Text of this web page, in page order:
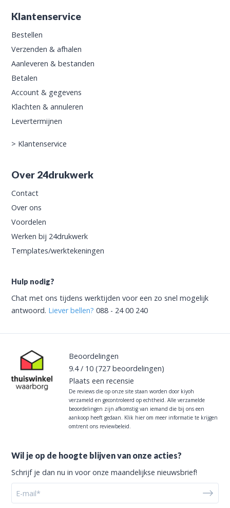
Klantenservice
Bestellen
Verzenden & afhalen
Aanleveren & bestanden
Betalen
Account & gegevens
Klachten & annuleren
Levertermijnen
> Klantenservice
Over 24drukwerk
Contact
Over ons
Voordelen
Werken bij 24drukwerk
Templates/werktekeningen
Hulp nodig?
Chat met ons tijdens werktijden voor een zo snel mogelijk
antwoord. Liever bellen? 088 - 24 00 240
Beoordelingen
9.4/ 10 (727 beoordelingen)
Plaats een recensie
De reviews die op onze site staan worden door kiyoh
verzameld en gecontroleerd op echtheid. Alle verzamelde
beoordelingen zijn afkomstig van iemand die bij ons een
aankoop heeft gedaan. Klik hier om meer informatie te krijgen
omtrent ons reviewbeleid.
Wil je op de hoogte blijven van onze acties?
Schrijf je dan nu in voor onze maandelijkse nieuwsbrief!